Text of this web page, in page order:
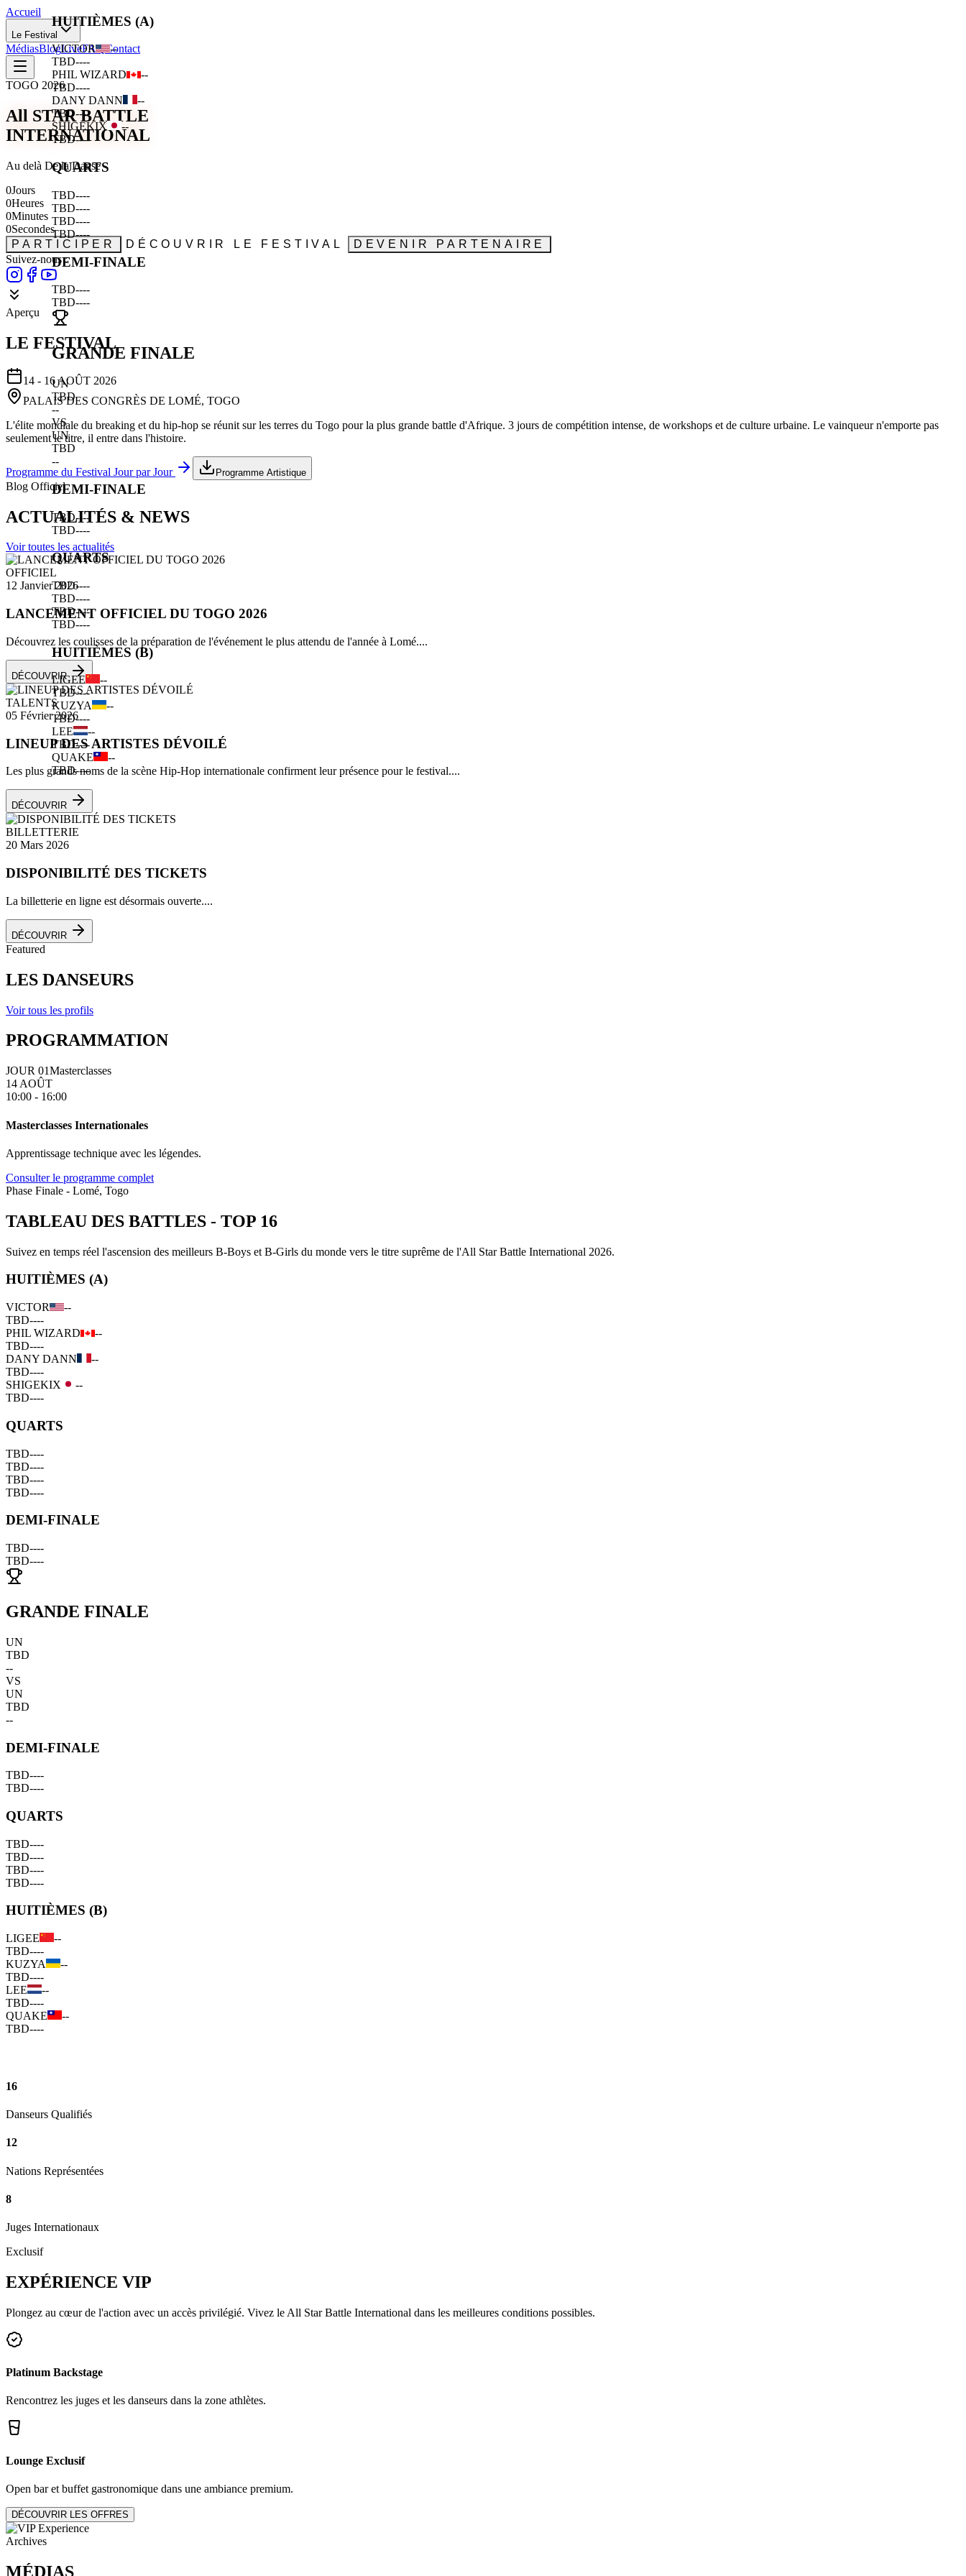
Accueil
Le Festival
MédiasBlogLiveFAQContact
TOGO 2026
All STAR BATTLE
INTERNATIONAL
Au delà De la Danse
0Jours
0Heures
0Minutes
0Secondes
PARTICIPER
DÉCOUVRIR LE FESTIVAL
DEVENIR PARTENAIRE
Suivez-nous :
Aperçu
LE FESTIVAL
14 - 16 AOÛT 2026
PALAIS DES CONGRÈS DE LOMÉ, TOGO
L'élite mondiale du breaking et du hip-hop se réunit sur les terres du Togo pour la plus grande battle d'Afrique. 3 jours de compétition intense, de workshops et de culture urbaine. Le vainqueur n'emporte pas
seulement le titre, il entre dans l'histoire.
Programme du Festival Jour par Jour Programme Artistique
Blog Officiel
ACTUALITÉS & NEWS
Voir toutes les actualités
OFFICIEL
12 Janvier 2026
LANCEMENT OFFICIEL DU TOGO 2026
Découvrez les coulisses de la préparation de l'événement le plus attendu de l'année à Lomé....
DÉCOUVRIR
TALENTS
05 Février 2026
LINEUP DES ARTISTES DÉVOILÉ
Les plus grands noms de la scène Hip-Hop internationale confirment leur présence pour le festival....
DÉCOUVRIR
BILLETTERIE
20 Mars 2026
DISPONIBILITÉ DES TICKETS
La billetterie en ligne est désormais ouverte....
DÉCOUVRIR
Featured
LES DANSEURS
Voir tous les profils
PROGRAMMATION
JOUR 01Masterclasses
14 AOÛT
10:00 - 16:00
Masterclasses Internationales
Apprentissage technique avec les légendes.
Consulter le programme complet
Phase Finale - Lomé, Togo
TABLEAU DES BATTLES - TOP 16
Suivez en temps réel l'ascension des meilleurs B-Boys et B-Girls du monde vers le titre suprême de l'All Star Battle International 2026.
HUITIÈMES (A)
VICTOR
--
TBD----
PHIL WIZARD
--
TBD----
DANY DANN
--
TBD----
SHIGEKIX
--
TBD----
QUARTS
TBD----
TBD----
TBD----
TBD----
DEMI-FINALE
TBD----
TBD----
GRANDE FINALE
UN
TBD
--
VS
UN
TBD
--
DEMI-FINALE
TBD----
TBD----
QUARTS
TBD----
TBD----
TBD----
TBD----
HUITIÈMES (B)
LIGEE
--
TBD----
KUZYA
--
TBD----
LEE
--
TBD----
QUAKE
--
TBD----
HUITIÈMES (A)
VICTOR
--
TBD----
PHIL WIZARD
--
TBD----
DANY DANN
--
TBD----
SHIGEKIX
--
TBD----
QUARTS
TBD----
TBD----
TBD----
TBD----
DEMI-FINALE
TBD----
TBD----
GRANDE FINALE
UN
TBD
--
VS
UN
TBD
--
DEMI-FINALE
TBD----
TBD----
QUARTS
TBD----
TBD----
TBD----
TBD----
HUITIÈMES (B)
LIGEE
--
TBD----
KUZYA
--
TBD----
LEE
--
TBD----
QUAKE
--
TBD----
16
Danseurs Qualifiés
12
Nations Représentées
8
Juges Internationaux
Exclusif
EXPÉRIENCE VIP
Plongez au cœur de l'action avec un accès privilégié. Vivez le All Star Battle International dans les meilleures conditions possibles.
Platinum Backstage
Rencontrez les juges et les danseurs dans la zone athlètes.
Lounge Exclusif
Open bar et buffet gastronomique dans une ambiance premium.
DÉCOUVRIR LES OFFRES
Archives
MÉDIAS